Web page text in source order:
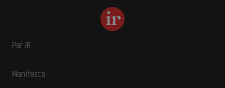
Par IR
Manifests